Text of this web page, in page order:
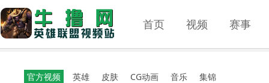
首页 视频 赛事
官方视频 英雄 皮肤 CG动画 音乐
集锦